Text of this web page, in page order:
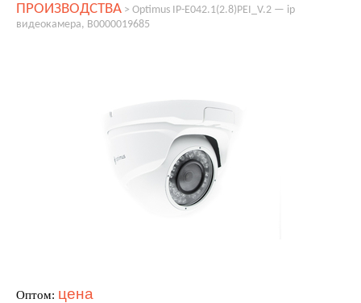
ПРОИЗВОДСТВА > Optimus IP-E042.1(2.8)PEI_V.2 — ip
видеокамера, В0000019685
Оптом: цена